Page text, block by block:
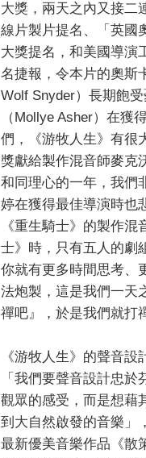
大獎，兩天之內又接二
線片製片提名、「英國
大獎提名，和美國導演
名捷報，令本片的奧斯
Wolf Snyder）長期飽
（Mollye Asher）在獲
們，《游牧人生》有很
獎獻給製作混音師麥克
和同理心的一年，我們
婷在獲得最佳導演時也
《重生騎士》的製作
士》時，只有五人的劇
你就有更多時間思考、
法炮製，這是我們一天
禪吧』，於是我們就打
《游牧人生》的聲音
「我們要聲音設計忠
觀眾的感受，而是想藉
到大自然啟發的音樂」
最新優美音樂作品《散